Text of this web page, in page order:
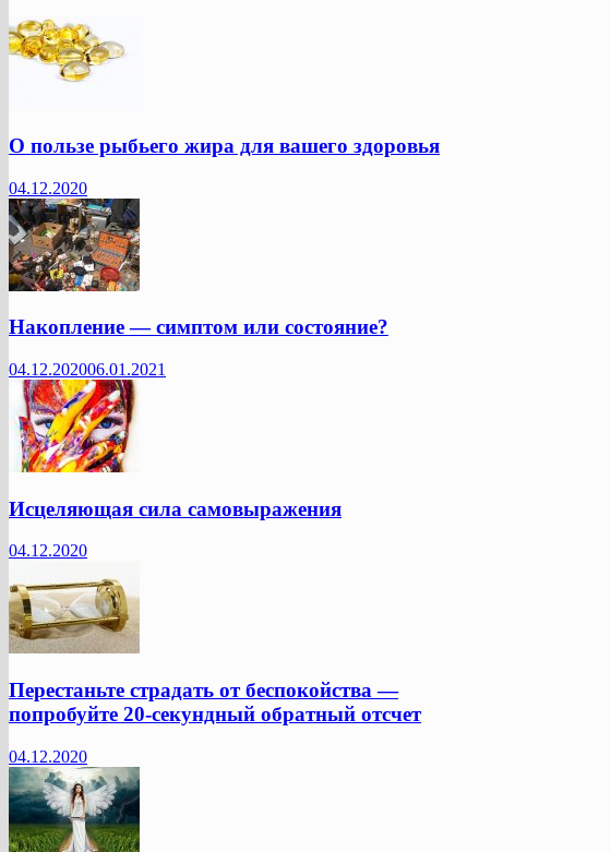
О пользе рыбьего жира для вашего здоровья
04.12.2020
Накопление — симптом или состояние?
04.12.202006.01.2021
Исцеляющая сила самовыражения
04.12.2020
Перестаньте страдать от беспокойства —
попробуйте 20-секундный обратный отсчет
04.12.2020